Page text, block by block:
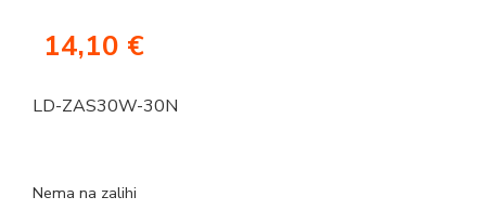
14,10 €
LD-ZAS30W-30N
Nema na zalihi